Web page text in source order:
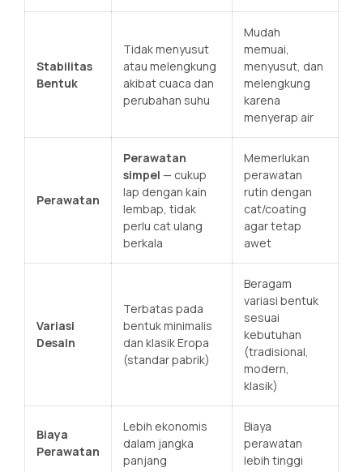
Stabilitas
Bentuk
Tidak menyusut
atau melengkung
akibat cuaca dan
perubahan suhu
Mudah
memuai,
menyusut, dan
melengkung
karena
menyerap air
Perawatan
Perawatan
simpel — cukup
lap dengan kain
lembap, tidak
perlu cat ulang
berkala
Memerlukan
perawatan
rutin dengan
cat/coating
agar tetap
awet
Variasi
Desain
Terbatas pada
bentuk minimalis
dan klasik Eropa
(standar pabrik)
Beragam
variasi bentuk
sesuai
kebutuhan
(tradisional,
modern,
klasik)
Biaya
Perawatan
Lebih ekonomis
dalam jangka
panjang
Biaya
perawatan
lebih tinggi